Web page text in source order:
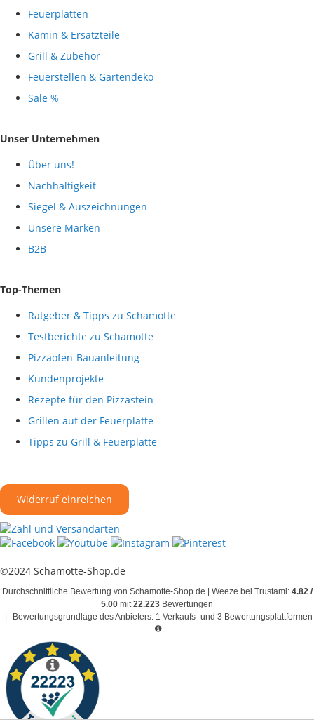
Feuerplatten
Kamin & Ersatzteile
Grill & Zubehör
Feuerstellen & Gartendeko
Sale %
Unser Unternehmen
Über uns!
Nachhaltigkeit
Siegel & Auszeichnungen
Unsere Marken
B2B
Top-Themen
Ratgeber & Tipps zu Schamotte
Testberichte zu Schamotte
Pizzaofen-Bauanleitung
Kundenprojekte
Rezepte für den Pizzastein
Grillen auf der Feuerplatte
Tipps zu Grill & Feuerplatte
Widerruf einreichen
©2024 Schamotte-Shop.de
Durchschnittliche Bewertung von Schamotte-Shop.de | Weeze bei Trustami: 4.82 /
5.00 mit22.223 Bewertungen
Bewertungsgrundlage des Anbieters: 1 Verkaufs- und 3 Bewertungsplattformen